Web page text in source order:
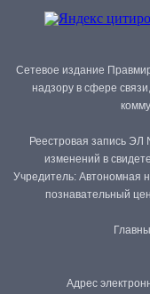
Сетевое издание
надзору в сфере
Реестровая запись
изменений в
Учредитель: Автономная
познавательный
Адрес